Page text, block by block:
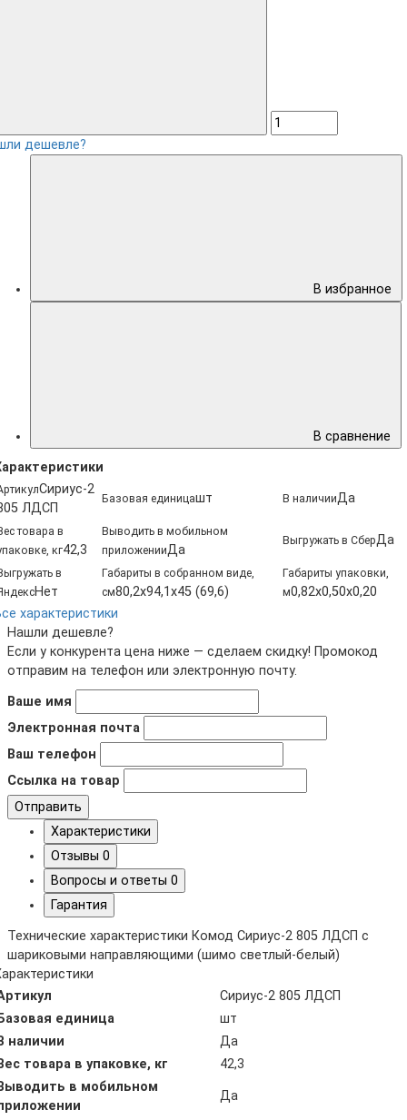
дешевле?
В избранное
В сравнение
Сириус-2
ЛДСП
Базовая единицашт В наличииДа
товара в
кг42,3
Выводить в мобильном
приложенииДа
Выгружать в СберДа
в
Нет
Габариты в собранном виде,
см80,2x94,1x45 (69,6)
Габариты упаковки,
м0,82x0,50x0,20
характеристики
Нашли дешевле?
Если у конкурента цена ниже — сделаем скидку! Промокод
отправим на телефон или электронную почту.
Ваше имя
Электронная почта
Ваш телефон
Ссылка на товар
Отправить
Характеристики
Отзывы 0
Вопросы и ответы 0
Гарантия
Технические характеристики Комод Сириус-2 805 ЛДСП с
шариковыми направляющими (шимо светлый-белый)
Сириус-2 805 ЛДСП
единица
шт
наличии
Да
товара в упаковке, кг
42,3
в мобильном
Да